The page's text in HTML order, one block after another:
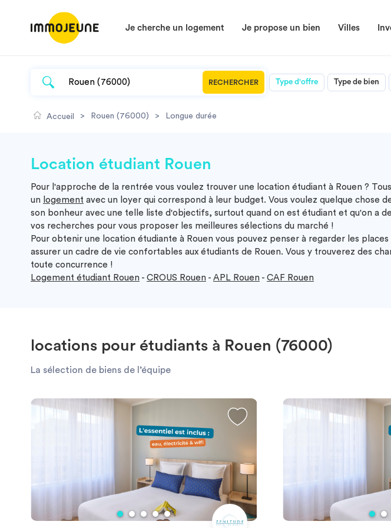
Je cherche un logement Je propose un bien Villes
RECHERCHER Type d'offre Type de bien
Accueil > Rouen (76000) > Longue durée
Location étudiant Rouen
Pour l'approche de la rentrée vous voulez trouver une location étudiant à Rouen ?
un logement avec un loyer qui correspond à leur budget. Vous voulez quelque
son bonheur avec une telle liste d'objectifs, surtout quand on est étudiant et qu'on a
vos recherches pour vous proposer les meilleures sélections du marché !
Pour obtenir une location étudiante à Rouen vous pouvez penser à regarder les
assurer un cadre de vie confortables aux étudiants de Rouen. Vous y trouverez des
toute concurrence !
Logement étudiant Rouen - CROUS Rouen - APL Rouen - CAF Rouen
locations pour étudiants à Rouen (76000)
La sélection de biens de l’équipe